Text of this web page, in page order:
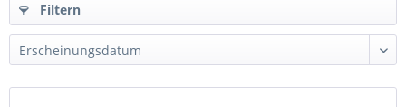
Filtern